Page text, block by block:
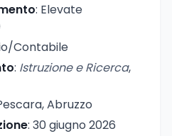
: Elevate
Contabile
: Istruzione e Ricerca,
Abruzzo
: 30 giugno 2026